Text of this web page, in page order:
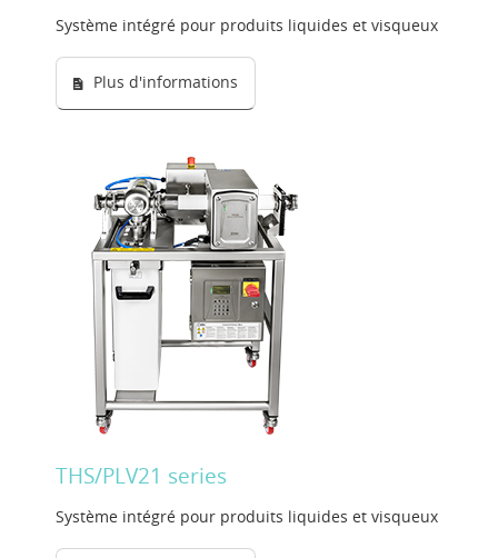
Système intégré pour produits liquides et visqueux
Plus d'informations
THS/PLV21 series
Système intégré pour produits liquides et visqueux